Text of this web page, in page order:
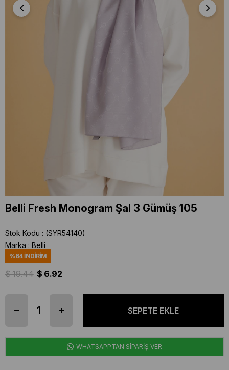
Belli Fresh Monogram Şal 3 Gümüş 105
Stok Kodu
(SYR54140)
Marka : Belli
%64İNDIRIM
$ 19.44 $ 6.92
WHATSAPPTAN SİPARİŞ VER